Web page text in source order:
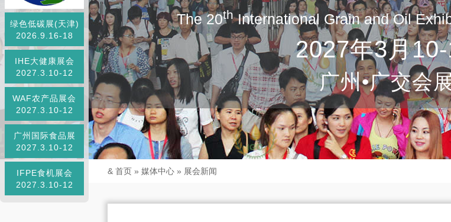
The 20thInternational Grain and Oil
2027年3月
广州•广交会
绿色低碳展(天津)
2026.9.16-18
IHE大健康展会
2027.3.10-12
WAF农产品展会
2027.3.10-12
广州国际食品展
2027.3.10-12
IFPE食机展会
2027.3.10-12
& 首页 » 媒体中心 » 展会新闻